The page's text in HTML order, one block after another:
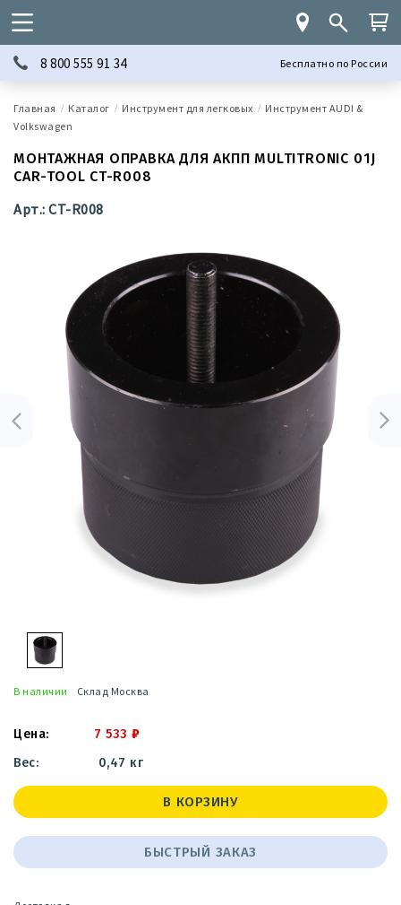
8 800 555 91 34 Бесплатно по России
Каталог Инструмент для легковых
Инструмент AUDI &
Volkswagen
МОНТАЖНАЯ ОПРАВКА ДЛЯ АКПП MULTITRONIC 01J
CAR-TOOL CT-R008
Арт.: CT-R008
7 533 ₽
0,47 кг
БЫСТРЫЙ ЗАКАЗ
В КОРЗИНУ
Склад Москва
В наличии